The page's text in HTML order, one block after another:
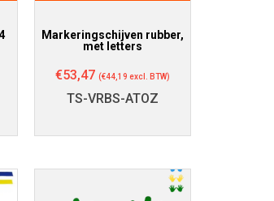
Markeringschijven rubber,
met letters
€53,47 (€44,19 excl. BTW)
TS-VRBS-ATOZ